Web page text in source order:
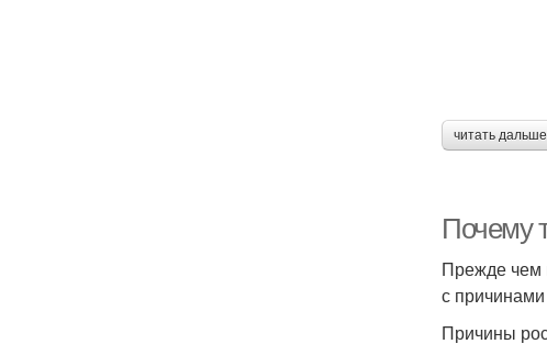
читать
Почему
Прежде чем
с
Причины